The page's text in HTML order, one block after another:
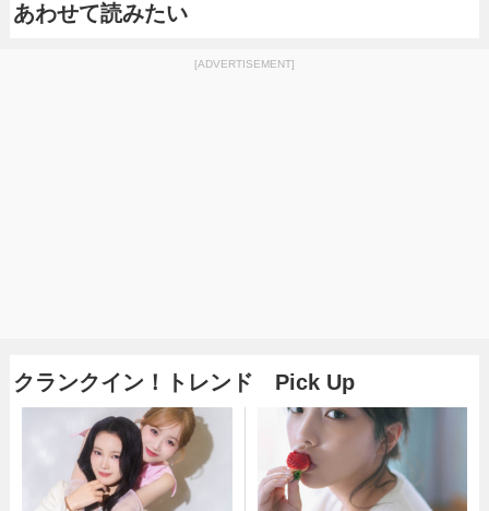
あわせて読みたい
[ADVERTISEMENT]
クランクイン！トレンド Pick Up